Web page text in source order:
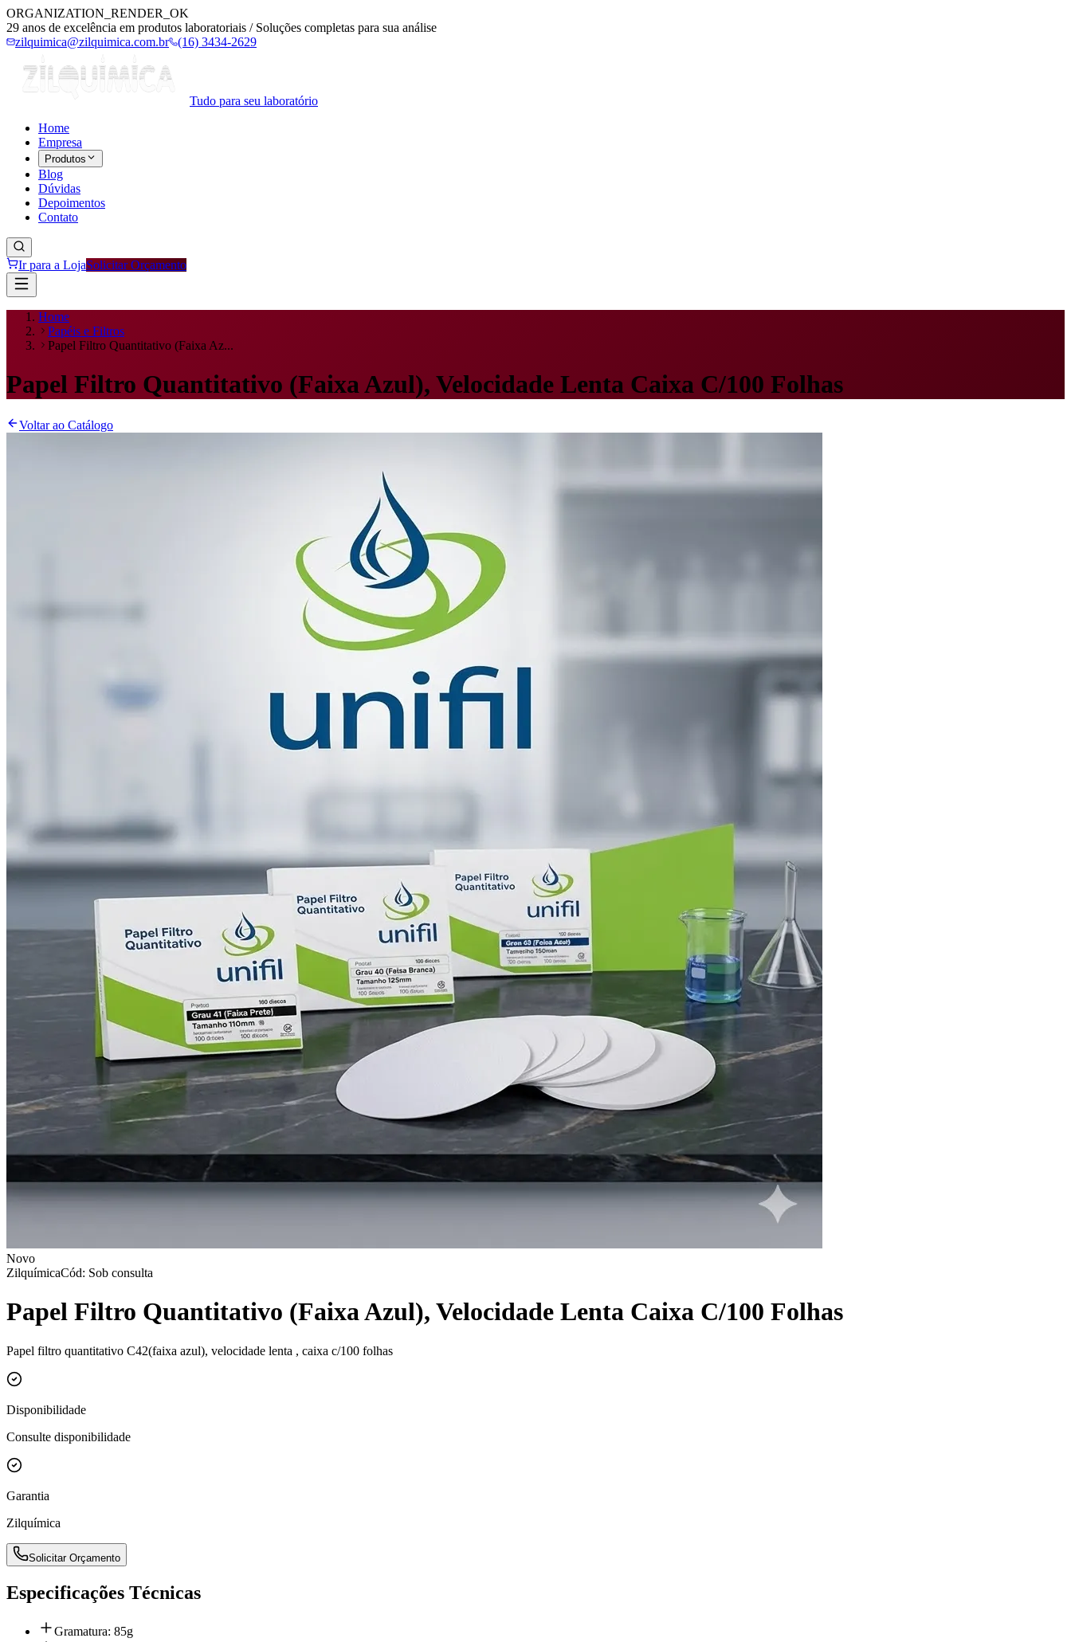
ORGANIZATION_RENDER_OK
29 anos de excelência em produtos laboratoriais / Soluções completas para sua análise
zilquimica@zilquimica.com.br
(16) 3434-2629
Tudo para seu laboratório
Home
Empresa
Produtos
Blog
Dúvidas
Depoimentos
Contato
Ir para a LojaSolicitar Orçamento
Home
Papéis e Filtros
Papel Filtro Quantitativo (Faixa Az...
Papel Filtro Quantitativo (Faixa Azul), Velocidade Lenta Caixa C/100 Folhas
Voltar ao Catálogo
Novo
ZilquímicaCód: Sob consulta
Papel Filtro Quantitativo (Faixa Azul), Velocidade Lenta Caixa C/100 Folhas
Papel filtro quantitativo C42(faixa azul), velocidade lenta , caixa c/100 folhas
Disponibilidade
Consulte disponibilidade
Garantia
Zilquímica
Solicitar Orçamento
Especificações Técnicas
Gramatura: 85g